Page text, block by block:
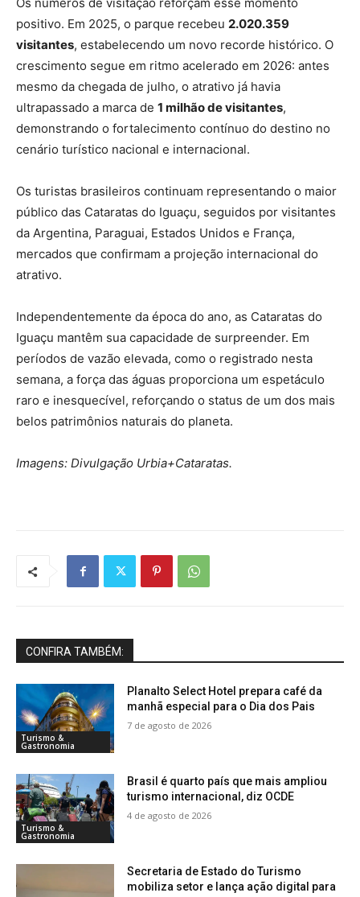
positivo. Em 2025, o parque recebeu 2.020.359
visitantes, estabelecendo um novo recorde histórico. O
crescimento segue em ritmo acelerado em 2026: antes
mesmo da chegada de julho, o atrativo já havia
ultrapassado a marca de 1 milhão de visitantes,
demonstrando o fortalecimento contínuo do destino no
cenário turístico nacional e internacional.
Os turistas brasileiros continuam representando o maior
público das Cataratas do Iguaçu, seguidos por visitantes
da Argentina, Paraguai, Estados Unidos e França,
mercados que confirmam a projeção internacional do
atrativo.
Independentemente da época do ano, as Cataratas do
Iguaçu mantêm sua capacidade de surpreender. Em
períodos de vazão elevada, como o registrado nesta
semana, a força das águas proporciona um espetáculo
raro e inesquecível, reforçando o status de um dos mais
belos patrimônios naturais do planeta.
Imagens: Divulgação Urbia+Cataratas.
CONFIRA TAMBÉM:
Turismo &
Gastronomia
Planalto Select Hotel prepara café da
manhã especial para o Dia dos Pais
7 de agosto de 2026
Turismo &
Gastronomia
Brasil é quarto país que mais ampliou
turismo internacional, diz OCDE
4 de agosto de 2026
Secretaria de Estado do Turismo
mobiliza setor e lança ação digital para